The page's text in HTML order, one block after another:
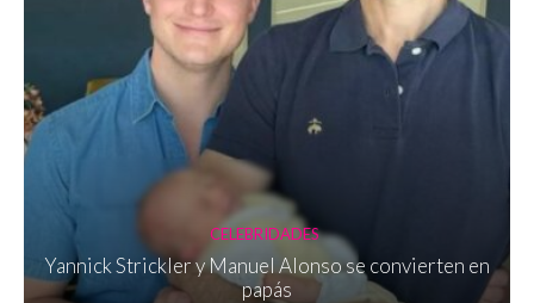
CELEBRIDADES
Yannick Strickler y Manuel Alonso se convierten en
papás